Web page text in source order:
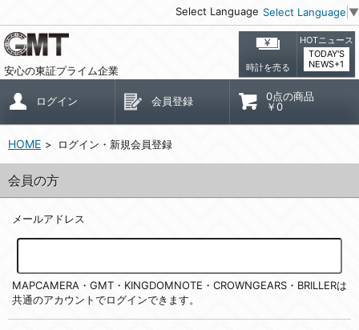
Select Language Select Language ▼
安心の東証プライム企業 時計を売る
HOTニュース
TODAY'S
NEWS+1
ログイン 会員登録
0点の商品
￥0
HOME ログイン・新規会員登録
会員の方
メールアドレス
MAPCAMERA・GMT・KINGDOMNOTE・CROWNGEARS・BRILLERは
共通のアカウントでログインできます。